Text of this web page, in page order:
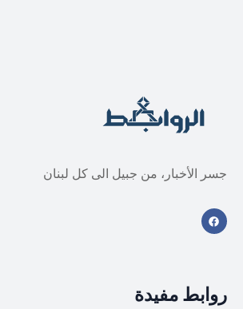
جسر الأخبار، من جبيل الى كل لبنان
روابط مفيدة